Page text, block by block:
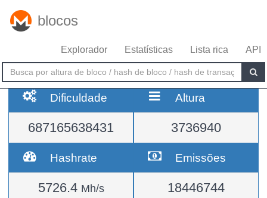
blocos
Explorador Estatísticas Lista rica API
Dificuldade
687165638431
Altura
3736940
Hashrate
5726.4 Mh/s
Emissões
18446744